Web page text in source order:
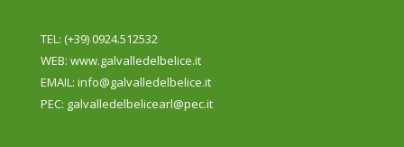
TEL: (+39) 0924.512532
WEB: www.galvalledelbelice.it
EMAIL: info@galvalledelbelice.it
PEC: galvalledelbelicearl@pec.it